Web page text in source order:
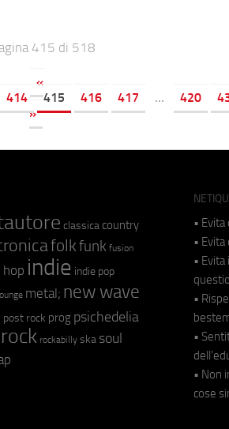
415 di 518
«
414 415 416 417 ... 420
»
classica country
folkfunk fusion
hop indie indie pop
lounge metal; new wave
post rock prog psichedelia
rock rockabilly ska soul
• Evita
•
•
•
•
• Non
cose